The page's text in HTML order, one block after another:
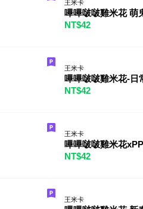
王米卡
嗶嗶啵啵雞米花 萌
NT$42
王米卡
嗶嗶啵啵雞米花-日
NT$42
王米卡
嗶嗶啵啵雞米花
NT$42
王米卡